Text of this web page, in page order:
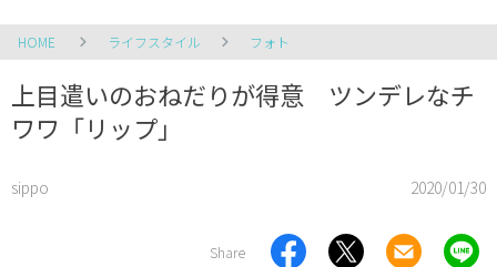
HOME ライフスタイル フォト
上目遣いのおねだりが得意 ツンデレなチ
ワワ「リップ」
sippo 2020/01/30
Share